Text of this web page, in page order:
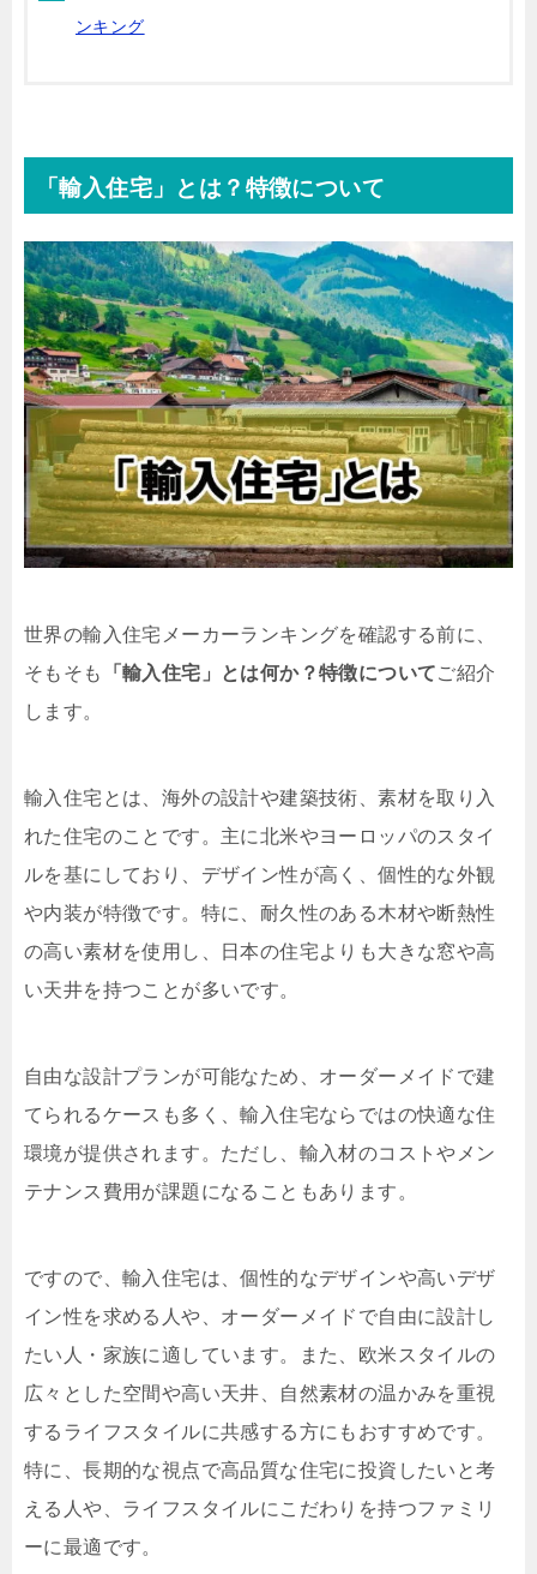
ンキング
「輸入住宅」とは？特徴について
世界の輸入住宅メーカーランキングを確認する前に、
そもそも
「輸入住宅」とは何か？特徴についてご紹介
します。
輸入住宅とは、海外の設計や建築技術、素材を取り入
れた住宅のことです。主に北米やヨーロッパのスタイ
ルを基にしており、デザイン性が高く、個性的な外観
や内装が特徴です。特に、耐久性のある木材や断熱性
の高い素材を使用し、日本の住宅よりも大きな窓や高
い天井を持つことが多いです。
自由な設計プランが可能なため、オーダーメイドで建
てられるケースも多く、輸入住宅ならではの快適な住
環境が提供されます。ただし、輸入材のコストやメン
テナンス費用が課題になることもあります。
ですので、輸入住宅は、個性的なデザインや高いデザ
イン性を求める人や、オーダーメイドで自由に設計し
たい人・家族に適しています。また、欧米スタイルの
広々とした空間や高い天井、自然素材の温かみを重視
するライフスタイルに共感する方にもおすすめです。
特に、長期的な視点で高品質な住宅に投資したいと考
える人や、ライフスタイルにこだわりを持つファミリ
ーに最適です。